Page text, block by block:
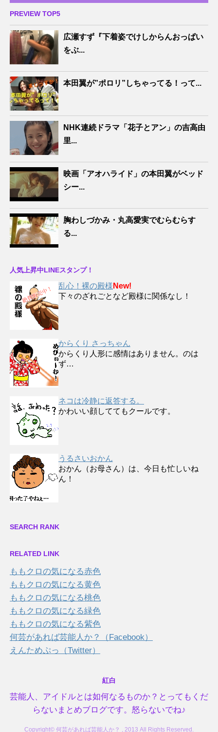
PREVIEW TOP5
広瀬すず『下着姿でけしからんおっぱい
をぶ...
本田翼が”ポロリ”しちゃってる！って...
NHK連続ドラマ「花子とアン」の吉高由
里...
映画「アオハライド」の本田翼がベッド
シー...
胸わしづかみ・丸高愛実でむらむらす
る...
人気上昇中LINEスタンプ！
乱心！裸の殿様 New!
下々のざれごとなど殿様に関係なし！
からくり さっちゃん
からくり人形に感情はありません。のは
ず…
ネコは冷静に返答する。
かわいい顔しててもクールです。
うるさいおかん
おかん（お母さん）は、今日も忙しいね
ん！
SEARCH RANK
RELATED LINK
ももクロの気になる赤色
ももクロの気になる黄色
ももクロの気になる桃色
ももクロの気になる緑色
ももクロの気になる紫色
何芸があれば芸能人か？（Facebook）
えんためぷっ（Twitter）
紅白
芸能人、アイドルとは如何なるものか？とってもくだ
らないまとめブログです。怒らないでね♪
Copyright© 何芸があれば芸能人か？ , 2013 All Rights Reserved.